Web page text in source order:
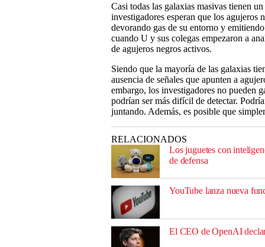
Casi todas las galaxias masivas tienen
investigadores esperan que los agujeros
devorando gas de su entorno y
cuando U y sus colegas empezaron a
de agujeros negros activos.
Siendo que la mayoría de las galaxias
ausencia de señales que apunten a
embargo, los investigadores no pueden
podrían ser más difícil de detectar.
juntando. Además, es posible que
RELACIONADOS
Los juguetes con
de defensa
YouTube lanza nueva
El CEO de OpenAI